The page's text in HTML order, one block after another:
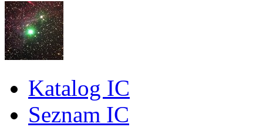
Katalog IC
Seznam IC